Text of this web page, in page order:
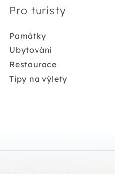
Pro turisty
Památky
Ubytování
Restaurace
Tipy na výlety